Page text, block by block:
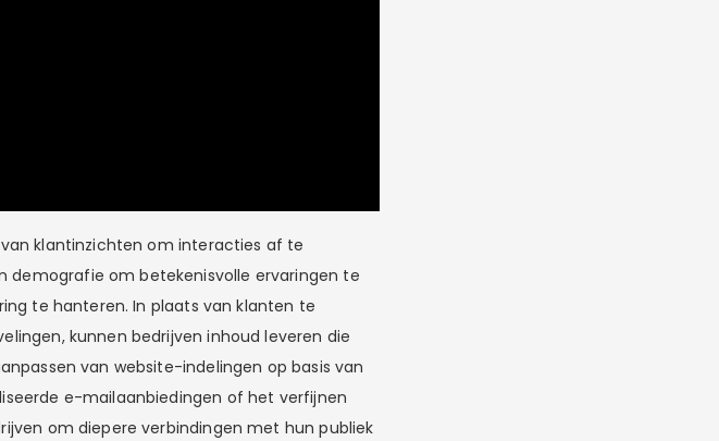
klantinzichten om interacties af te
demografie om betekenisvolle ervaringen te
te hanteren. In plaats van klanten te
kunnen bedrijven inhoud leveren die
van website-indelingen op basis van
e-mailaanbiedingen of het verfijnen
om diepere verbindingen met hun publiek